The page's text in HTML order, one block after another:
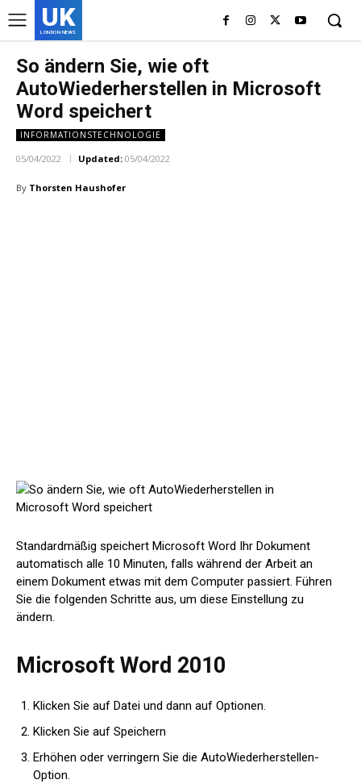
UK
LONDON NEWS
So ändern Sie, wie oft
AutoWiederherstellen in Microsoft
Word speichert
INFORMATIONSTECHNOLOGIE
05/04/2022 Updated: 05/04/2022
By Thorsten Haushofer
Standardmäßig speichert Microsoft Word Ihr Dokument
automatisch alle 10 Minuten, falls während der Arbeit an
einem Dokument etwas mit dem Computer passiert. Führen
Sie die folgenden Schritte aus, um diese Einstellung zu
ändern.
Microsoft Word 2010
Klicken Sie auf Datei und dann auf Optionen.
Klicken Sie auf Speichern
Erhöhen oder verringern Sie die AutoWiederherstellen-
Option.